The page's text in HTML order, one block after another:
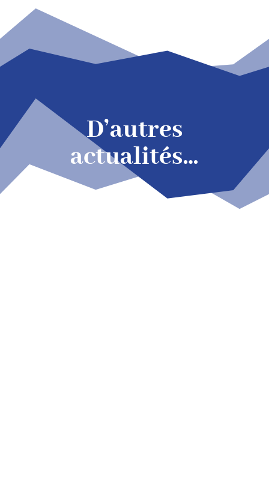
D’autres
actualités…